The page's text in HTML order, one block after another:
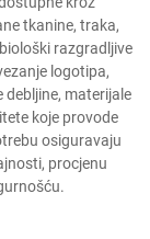
tkanine, traka,
razgradljive
logotipa,
debljine, materijale
koje provode
osiguravaju
procjenu